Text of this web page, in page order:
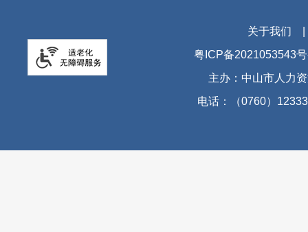
关于我们
粤ICP备2021053543
主办：中山市人力
电话：（0760）12333